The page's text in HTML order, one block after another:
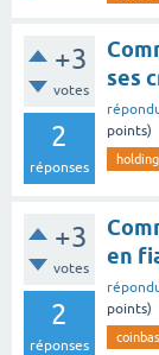
+3
votes
2
réponses
ses
points)
holding
+3
votes
2
réponses
en
points)